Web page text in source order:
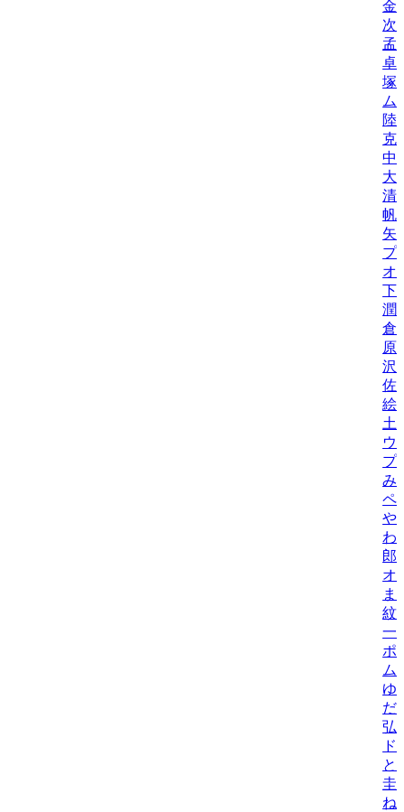
金
次/
孟
卓
塚
ム
陸
克
中
大
清
帆/
矢
プ
オ
下
潤/
倉
原
沢
佐
絵/
土
ウ
プ
み/
ペ/
や
わ
郎
オ
ま
紋/
一
ポ
ム
ゆ
だ
弘
ド
と
圭/
ね